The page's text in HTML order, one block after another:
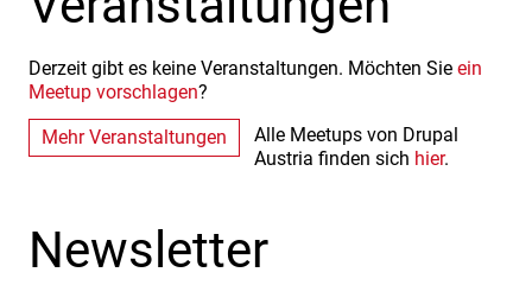
Derzeit gibt es keine Veranstaltungen. Möchten Sie ein
Meetup vorschlagen?
Mehr Veranstaltungen
Alle Meetups von Drupal
Austria finden sich hier.
Newsletter